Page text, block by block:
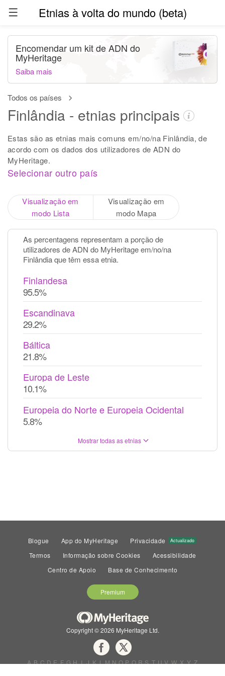
Etnias à volta do mundo (beta)
Todos os países
Finlândia - etnias principais
Estas são as etnias mais comuns em/no/na Finlândia, de
acordo com os dados dos utilizadores de ADN do
MyHeritage.
Selecionar outro país
Encomendar um kit de ADN do
MyHeritage
Saiba mais
Visualização em
modo Lista
Visualização em
modo Mapa
As percentagens representam a porção de
utilizadores de ADN do MyHeritage em/no/na
Finlândia que têm essa etnia.
Finlandesa
95.5%
Escandinava
29.2%
Báltica
21.8%
Europa de Leste
10.1%
Europeia do Norte e Europeia Ocidental
5.8%
Mostrar todas as etnias
Blogue App do MyHeritage Privacidade Actualizado
Termos Informação sobre Cookies
Acessibilidade
Centro de Apoio
Base de Conhecimento
Premium
Copyright © 2026 MyHeritage Ltd.
A B C D E F G H I J K L M N O P Q R S T U V W X Y Z